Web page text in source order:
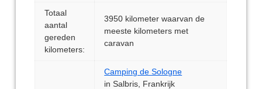
Totaal
aantal
gereden
kilometers:
3950 kilometer waarvan de
meeste kilometers met
caravan
Camping de Sologne
in Salbris, Frankrijk